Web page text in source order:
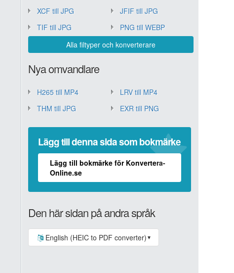
XCF till JPG
JFIF till JPG
TIF till JPG
PNG till WEBP
Alla filtyper och konverterare
Nya omvandlare
H265 till MP4
LRV till MP4
THM till JPG
EXR till PNG
Lägg till denna sida som bokmärke
Lägg till bokmärke för Konvertera-
Online.se
Den här sidan på andra språk
English (HEIC to PDF converter) ▼